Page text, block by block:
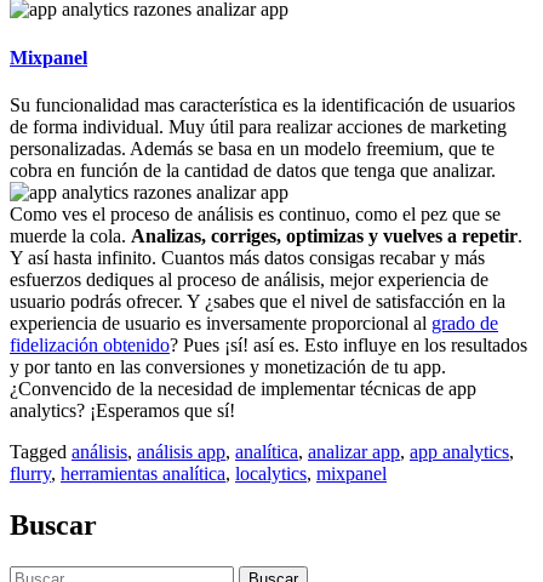
Mixpanel
Su funcionalidad mas característica es la identificación de usuarios
de forma individual. Muy útil para realizar acciones de marketing
personalizadas. Además se basa en un modelo freemium, que te
cobra en función de la cantidad de datos que tenga que analizar.
Como ves el proceso de análisis es continuo, como el pez que se
muerde la cola. Analizas, corriges, optimizas y vuelves a repetir.
Y así hasta infinito. Cuantos más datos consigas recabar y más
esfuerzos dediques al proceso de análisis, mejor experiencia de
usuario podrás ofrecer. Y ¿sabes que el nivel de satisfacción en la
experiencia de usuario es inversamente proporcional al grado de
fidelización obtenido? Pues ¡sí! así es. Esto influye en los resultados
y por tanto en las conversiones y monetización de tu app.
¿Convencido de la necesidad de implementar técnicas de app
analytics? ¡Esperamos que sí!
Tagged análisis, análisis app, analítica, analizar app, app analytics,
flurry, herramientas analítica, localytics, mixpanel
Buscar
Buscar: